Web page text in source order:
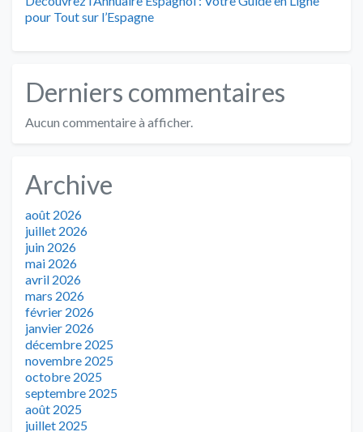
pour Tout sur l’Espagne
Derniers commentaires
Aucun commentaire à afficher.
Archive
août 2026
juillet 2026
juin 2026
mai 2026
avril 2026
mars 2026
février 2026
janvier 2026
décembre 2025
novembre 2025
octobre 2025
septembre 2025
août 2025
juillet 2025